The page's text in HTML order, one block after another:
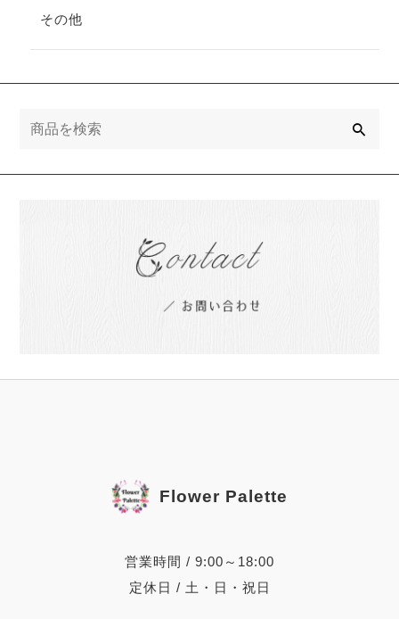
その他
Flower Palette
営業時間 / 9:00～18:00
定休日 / 土・日・祝日